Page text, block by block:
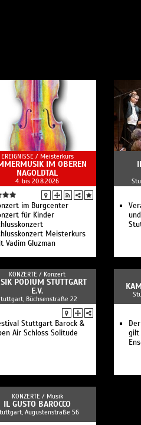
EREIGNISSE / Meisterkurs
IM OBEREN
NAGOLDTAL
4. bis 20.8.2026
im Burgcenter
für Kinder
Meisterkurs
Vadim Gluzman
KONZERTE / Konzert
PODIUM STUTTGART
E.V.
Büchsenstraße 22
Stuttgart Barock &
Air Schloss Solitude
gilt
KONZERTE / Musik
IL GUSTO BAROCCO
Augustenstraße 56